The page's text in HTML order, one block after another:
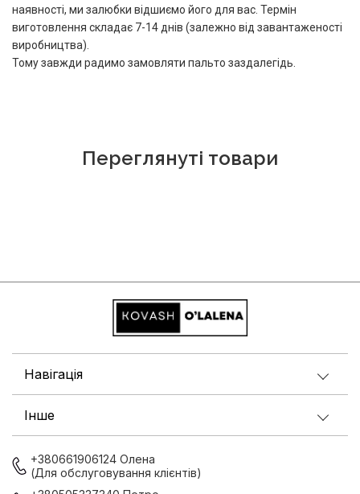
наявності, ми залюбки відшиємо його для вас. Термін
виготовлення складає 7-14 днів (залежно від завантаженості
виробництва).
Тому завжди радимо замовляти пальто заздалегідь.
Переглянуті товари
Навігація
Інше
+380661906124 Олена
(Для обслуговування клієнтів)